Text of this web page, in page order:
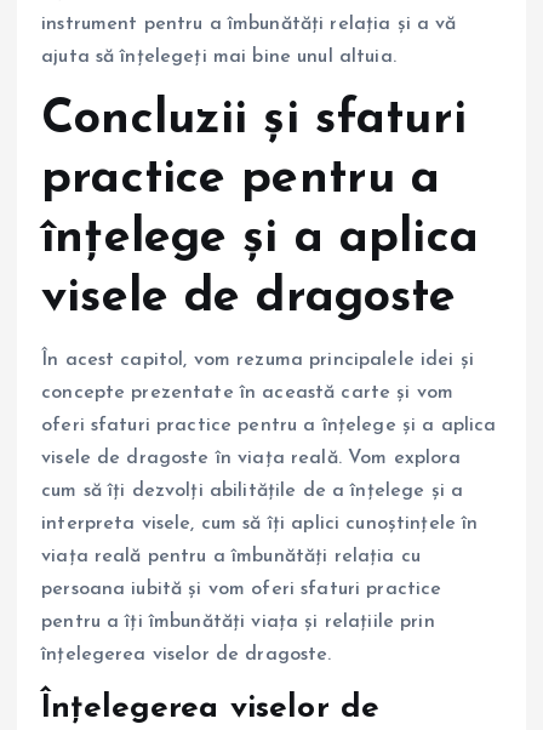
instrument pentru a îmbunătăți relația și a vă
ajuta să înțelegeți mai bine unul altuia.
Concluzii și sfaturi
practice pentru a
înțelege și a aplica
visele de dragoste
În acest capitol, vom rezuma principalele idei și
concepte prezentate în această carte și vom
oferi sfaturi practice pentru a înțelege și a aplica
visele de dragoste în viața reală. Vom explora
cum să îți dezvolți abilitățile de a înțelege și a
interpreta visele, cum să îți aplici cunoștințele în
viața reală pentru a îmbunătăți relația cu
persoana iubită și vom oferi sfaturi practice
pentru a îți îmbunătăți viața și relațiile prin
înțelegerea viselor de dragoste.
Înțelegerea viselor de